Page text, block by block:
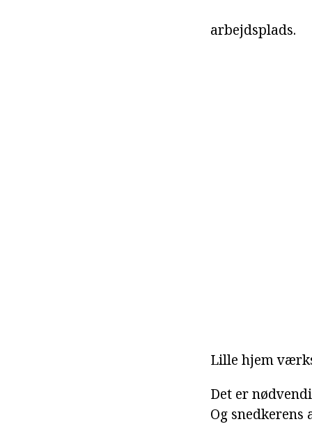
arbejdsplads.
Lille hjem
Det er
Og